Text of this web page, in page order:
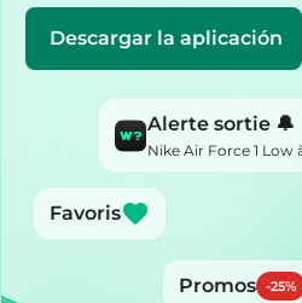
Descargar la aplicación
Alerte sortie 🔔
Nike Air Force 1 Low
Favoris
Promos -25%